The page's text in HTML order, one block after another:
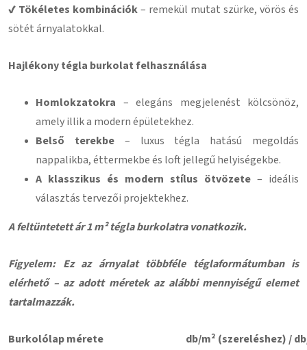
✔ Tökéletes kombinációk– remekül mutat szürke, vörös és
sötét árnyalatokkal.
Hajlékony tégla burkolat felhasználása
Homlokzatokra – elegáns megjelenést kölcsönöz,
amely illik a modern épületekhez.
Belső terekbe– luxus tégla hatású megoldás
nappalikba, éttermekbe és loft jellegű helyiségekbe.
A klasszikus és modern stílus ötvözete – ideális
választás tervezői projektekhez.
A feltüntetett ár 1 m² tégla burkolatra vonatkozik.
Figyelem: Ez az árnyalat többféle téglaformátumban is
elérhető – az adott méretek az alábbi mennyiségű elemet
tartalmazzák.
Burkolólap mérete
db/m² (szereléshez) /